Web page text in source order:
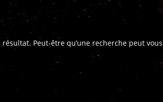
Peut-être qu’une recherche peut